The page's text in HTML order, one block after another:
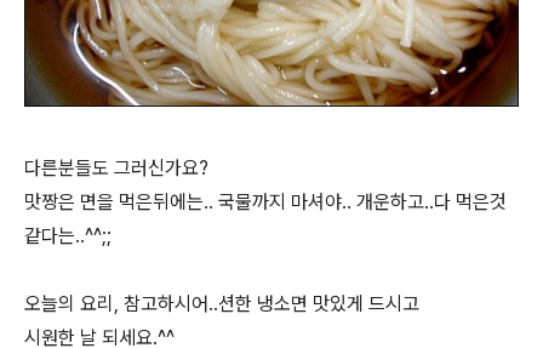
다른분들도 그러신가요?
맛짱은 면을 먹은뒤에는.. 국물까지 마셔야.. 개운하고..다 먹은것
같다는..^^;;
오늘의 요리, 참고하시어..션한 냉소면 맛있게 드시고
시원한 날 되세요.^^